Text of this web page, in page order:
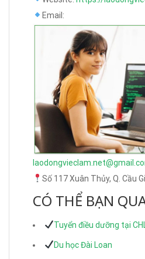
Email:
Số 117 Xuân Thủy, Q. Cầu
CÓ THỂ BẠN
Tuyển điều dưỡng tại
Du học Đài Loan